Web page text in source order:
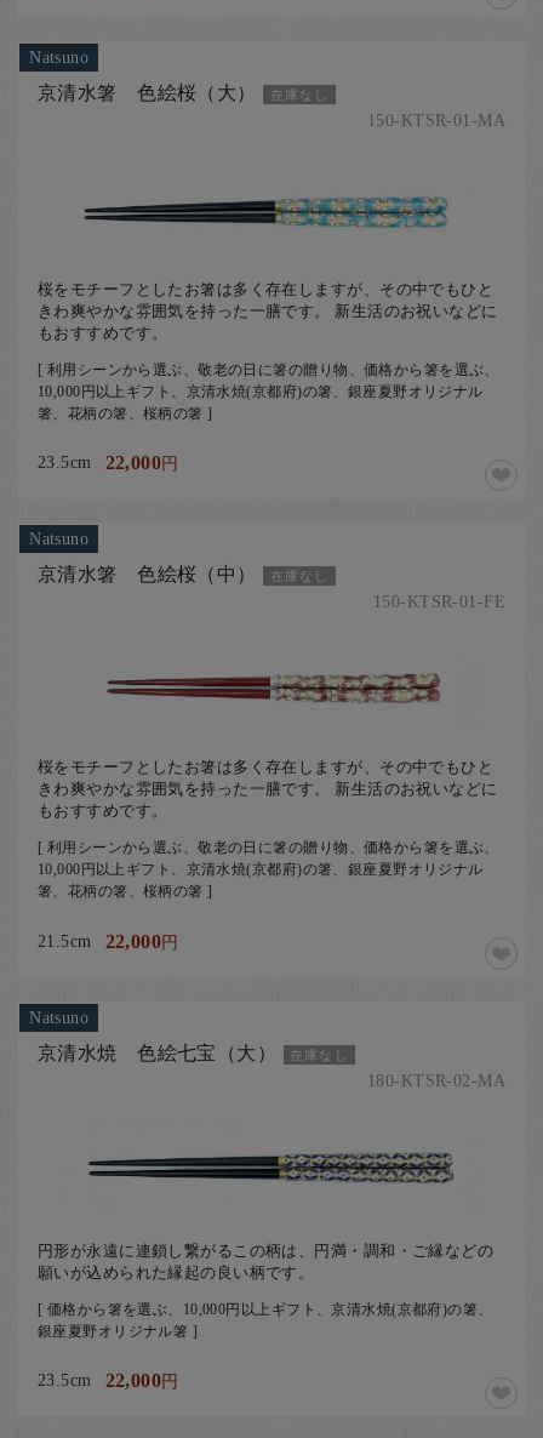
Natsuno
京清水箸 色絵桜（大） 在庫なし
150-KTSR-01-MA
桜をモチーフとしたお箸は多く存在しますが、その中でもひと
きわ爽やかな雰囲気を持った一膳です。 新生活のお祝いなどに
もおすすめです。
[ 利用シーンから選ぶ、敬老の日に箸の贈り物、価格から箸を選ぶ、
10,000円以上ギフト、京清水焼(京都府)の箸、銀座夏野オリジナル
箸、花柄の箸、桜柄の箸 ]
23.5cm 22,000円
Natsuno
京清水箸 色絵桜（中） 在庫なし
150-KTSR-01-FE
桜をモチーフとしたお箸は多く存在しますが、その中でもひと
きわ爽やかな雰囲気を持った一膳です。 新生活のお祝いなどに
もおすすめです。
[ 利用シーンから選ぶ、敬老の日に箸の贈り物、価格から箸を選ぶ、
10,000円以上ギフト、京清水焼(京都府)の箸、銀座夏野オリジナル
箸、花柄の箸、桜柄の箸 ]
21.5cm 22,000円
Natsuno
京清水焼 色絵七宝（大） 在庫なし
180-KTSR-02-MA
円形が永遠に連鎖し繋がるこの柄は、円満・調和・ご縁などの
願いが込められた縁起の良い柄です。
[ 価格から箸を選ぶ、10,000円以上ギフト、京清水焼(京都府)の箸、
銀座夏野オリジナル箸 ]
23.5cm 22,000円